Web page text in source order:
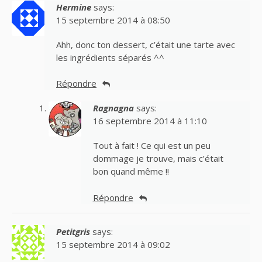
Hermine says:
15 septembre 2014 à 08:50
Ahh, donc ton dessert, c’était une tarte avec
les ingrédients séparés ^^
Répondre
Ragnagna says:
16 septembre 2014 à 11:10
Tout à fait ! Ce qui est un peu
dommage je trouve, mais c’était
bon quand même !!
Répondre
Petitgris says:
15 septembre 2014 à 09:02